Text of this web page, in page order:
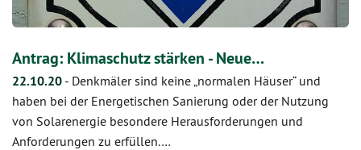
Antrag: Klimaschutz stärken - Neue…
22.10.20 - Denkmäler sind keine „normalen Häuser“ und
haben bei der Energetischen Sanierung oder der Nutzung
von Solarenergie besondere Herausforderungen und
Anforderungen zu erfüllen.…